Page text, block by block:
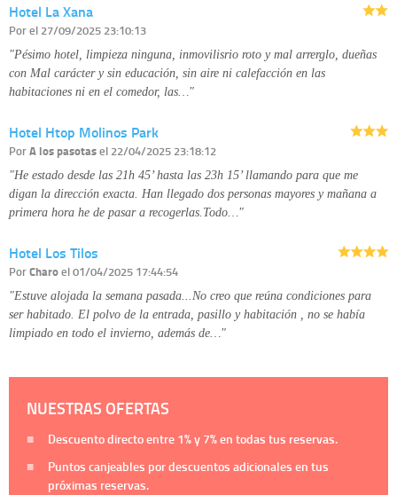
disponible en nuestra página web.
Información complementaria:
Hotel La Xana
Porel 27/09/2025 23:10:13
"Pésimo hotel, limpieza ninguna, inmovilisrio roto y mal arrerglo, dueñas
con Mal carácter y sin educación, sin aire ni calefacción en las
habitaciones ni en el comedor, las…"
Hotel Htop Molinos Park
PorA los pasotasel 22/04/2025 23:18:12
"He estado desde las 21h 45’ hasta las 23h 15’ llamando para que me
digan la dirección exacta. Han llegado dos personas mayores y mañana a
primera hora he de pasar a recogerlas.Todo…"
Hotel Los Tilos
PorCharoel 01/04/2025 17:44:54
"Estuve alojada la semana pasada...No creo que reúna condiciones para
ser habitado. El polvo de la entrada, pasillo y habitación , no se había
limpiado en todo el invierno, además de…"
NUESTRAS OFERTAS
Descuento directo entre 1%y 7%en todas tus reservas.
Puntos canjeables por descuentos adicionales en tus
próximas reservas.